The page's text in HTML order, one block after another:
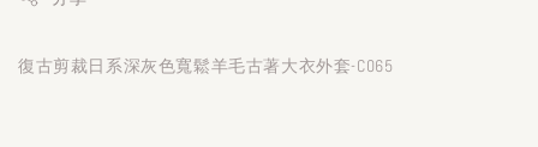
復古剪裁日系深灰色寬鬆羊毛古著大衣外套-C065